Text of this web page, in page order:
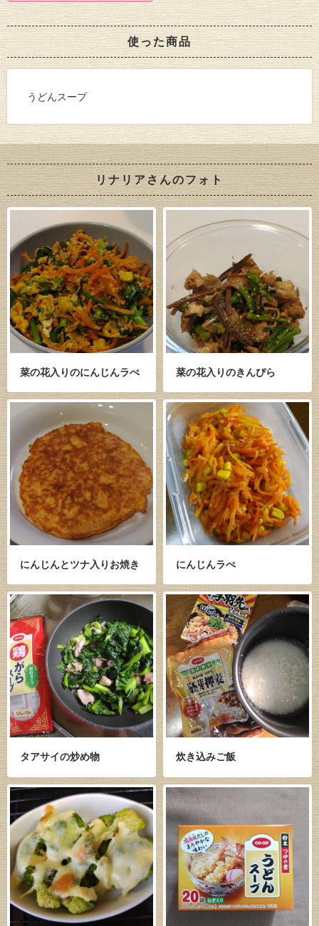
使った商品
うどんスープ
リナリアさんのフォト
菜の花入りのにんじんラぺ 菜の花入りのきんぴら
にんじんとツナ入りお焼き にんじんラぺ
タアサイの炒め物 炊き込みご飯